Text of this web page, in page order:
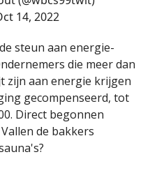
14, 2022
steun aan energie-
die meer dan
zijn aan energie krijgen
gecompenseerd, tot
Direct begonnen
de bakkers